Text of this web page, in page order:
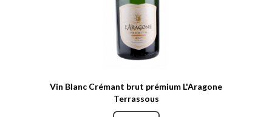
Vin Blanc Crémant brut prémium L'Aragone
Terrassous